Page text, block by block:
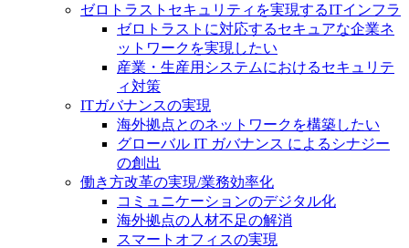
ゼロトラストセキュリティを実現するITインフラ
ゼロトラストに対応するセキュアな企業ネ
ットワークを実現したい
産業・生産用システムにおけるセキュリテ
ィ対策
ITガバナンスの実現
海外拠点とのネットワークを構築したい
グローバル IT ガバナンス によるシナジー
の創出
働き方改革の実現/業務効率化
コミュニケーションのデジタル化
海外拠点の人材不足の解消
スマートオフィスの実現